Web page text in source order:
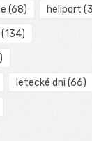
(68) heliport
(134)
letecké dni (66)